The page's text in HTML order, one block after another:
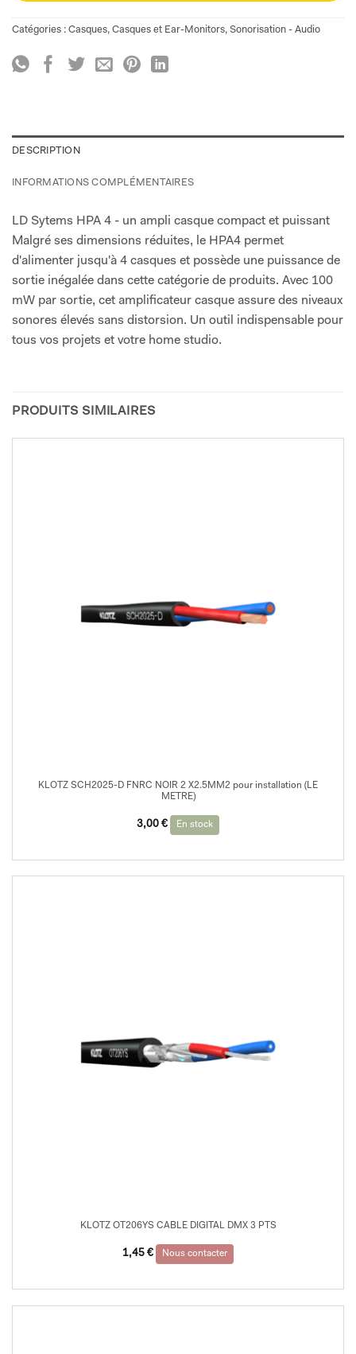
Catégories : Casques, Casques et Ear-Monitors, Sonorisation - Audio
DESCRIPTION
INFORMATIONS COMPLÉMENTAIRES
LD Sytems HPA 4 - un ampli casque compact et puissant
Malgré ses dimensions réduites, le HPA4 permet
d'alimenter jusqu'à 4 casques et possède une puissance de
sortie inégalée dans cette catégorie de produits. Avec 100
mW par sortie, cet amplificateur casque assure des niveaux
sonores élevés sans distorsion. Un outil indispensable pour
tous vos projets et votre home studio.
PRODUITS SIMILAIRES
KLOTZ SCH2025-D FNRC NOIR 2 X2.5MM2 pour installation (LE
METRE)
3,00 € En stock
KLOTZ OT206YS CABLE DIGITAL DMX 3 PTS
1,45 € Nous contacter